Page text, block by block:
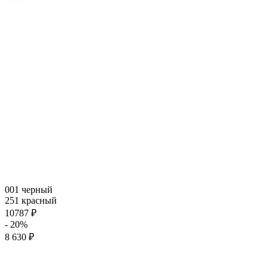
001 черный
251 красный
10787 ₽
- 20%
8 630 ₽